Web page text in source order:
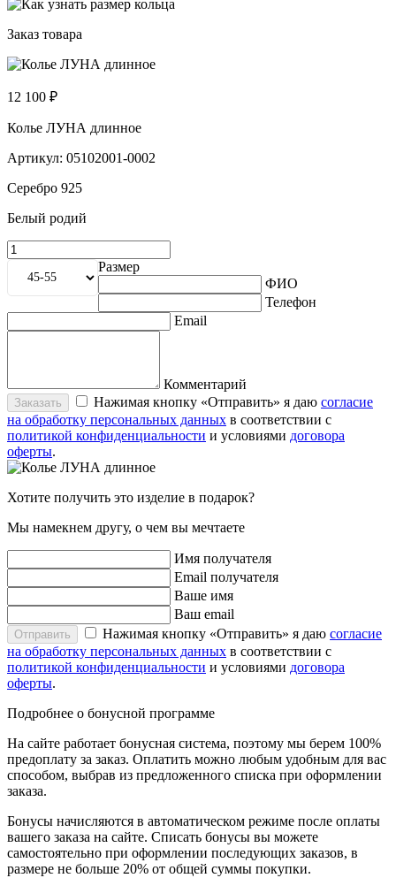
Заказ товара
12 100 ₽
Колье ЛУНА длинное
Артикул: 05102001-0002
Серебро 925
Белый родий
Размер
ФИО
Телефон
Email
Комментарий
Заказать Нажимая кнопку «Отправить» я даю согласие
на обработку персональных данных в соответствии с
политикой конфиденциальности и условиями договора
оферты.
Хотите получить это изделие в подарок?
Мы намекнем другу, о чем вы мечтаете
Имя получателя
Email получателя
Ваше имя
Ваш email
Отправить Нажимая кнопку «Отправить» я даю согласие
на обработку персональных данных в соответствии с
политикой конфиденциальности и условиями договора
оферты.
Подробнее о бонусной программе
На сайте работает бонусная система, поэтому мы берем 100%
предоплату за заказ. Оплатить можно любым удобным для вас
способом, выбрав из предложенного списка при оформлении
заказа.
Бонусы начисляются в автоматическом режиме после оплаты
вашего заказа на сайте. Списать бонусы вы можете
самостоятельно при оформлении последующих заказов, в
размере не больше 20% от общей суммы покупки.